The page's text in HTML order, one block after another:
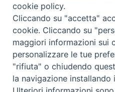
CONTATTI
Piazza Arcivescovado, 1
tel 0544.541655
Per segnalazioni tecniche
cookie policy.
Cliccando su "accetta"
cookie. Cliccando su
maggiori informazioni sui
personalizzare le tue
"rifiuta" o chiudendo
la navigazione